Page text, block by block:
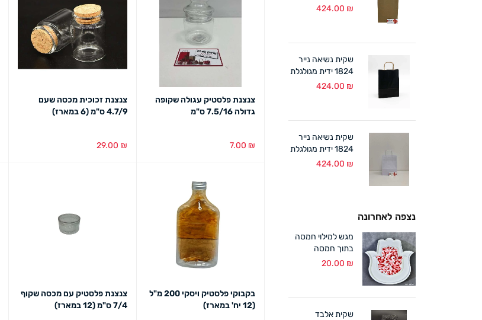
טבעי (300 יח')424.00 ₪
שקית נשיאה נייר
1824 ידית מגולגלת
שחור (300 יח')424.00 ₪
שקית נשיאה נייר
1824 ידית מגולגלת
לבן (300 יח')424.00 ₪
נצפה לאחרונה
מגש למילוי חמסה
בתוך חמסה
גדול*מבצע*
20.00 ₪
שקית אלבד
צנצנת פלסטיק עגולה שקופה
גדולה 7.5/16 ס"מ
7.00 ₪
צנצנת זכוכית מכסה שעם
4.7/9 ס"מ (6 במארז)
29.00 ₪
בקבוקי פלסטיק ויסקי 200 מ"ל
(12 יח' במארז)
צנצנת פלסטיק עם מכסה שקוף
7/4 ס"מ (12 במארז)